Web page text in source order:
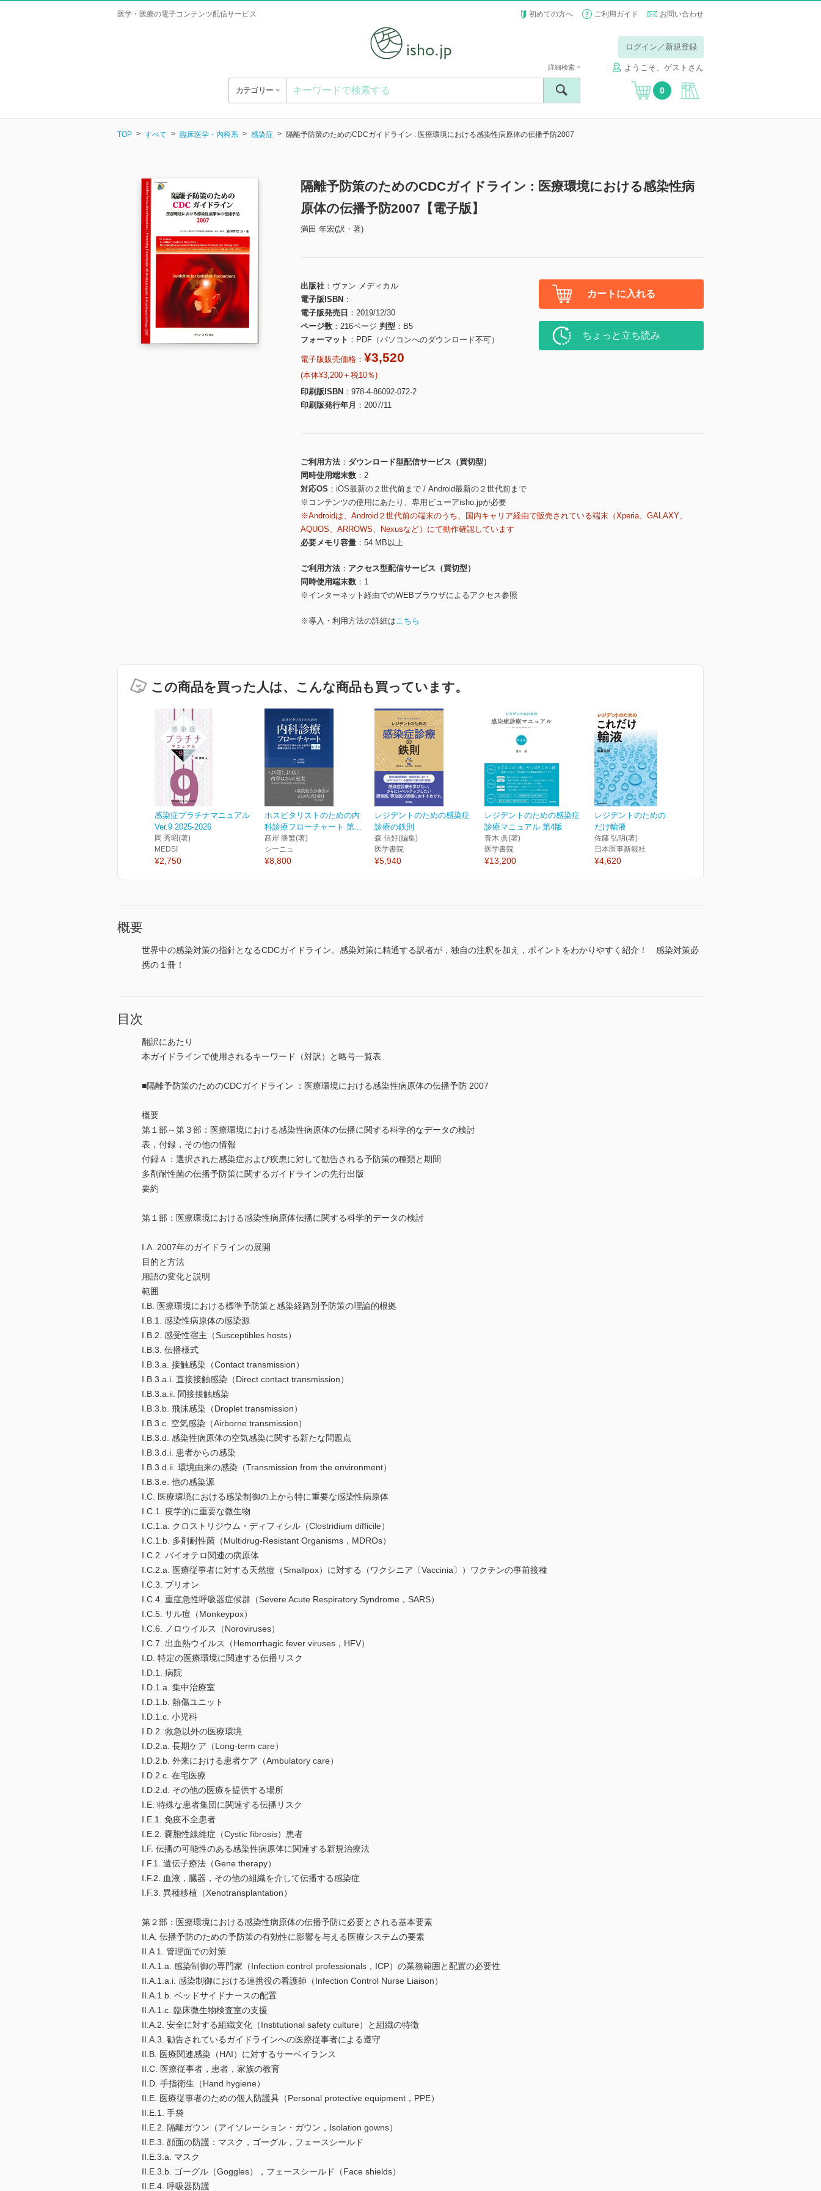
医学・医療の電子コンテンツ配信サービス 初めての方へ ご利用ガイド お問い合わせ
ログイン／新規登録
ようこそ、ゲストさん
カテゴリー
詳細検索
0
TOP すべて 臨床医学・内科系 感染症 隔離予防策のためのCDCガイドライン : 医療環境における感染性病原体の伝播予防2007
隔離予防策のためのCDCガイドライン : 医療環境における感染性病
原体の伝播予防2007【電子版】
満田 年宏(訳・著)
出版社
ヴァン メディカル
電子版ISBN
電子版発売日
2019/12/30
ページ数
216ページ 判型
B5
フォーマット
PDF（パソコンへのダウンロード不可）
電子版販売価格： ¥3,520
(本体¥3,200＋税10％)
印刷版ISBN
978-4-86092-072-2
印刷版発行年月
2007/11
カートに入れる
ちょっと立ち読み
ご利用方法
ダウンロード型配信サービス（買切型）
同時使用端末数
2
対応OS
iOS最新の２世代前まで / Android最新の２世代前まで
※コンテンツの使用にあたり、専用ビューアisho.jpが必要
※Androidは、Android２世代前の端末のうち、国内キャリア経由で販売されている端末（Xperia、GALAXY、
AQUOS、ARROWS、Nexusなど）にて動作確認しています
必要メモリ容量
54 MB以上
ご利用方法
アクセス型配信サービス（買切型）
同時使用端末数
1
※インターネット経由でのWEBブラウザによるアクセス参照
※導入・利用方法の詳細はこちら
この商品を買った人は、こんな商品も買っています。
感染症プラチナマニュアル
Ver.9 2025-2026
岡 秀昭(著)
MEDSI
¥2,750
ホスピタリストのための内
科診療フローチャート 第...
髙岸 勝繁(著)
シーニュ
¥8,800
レジデントのための感染症
診療の鉄則
森 信好(編集)
医学書院
¥5,940
レジデントのための感染症
診療マニュアル 第4版
青木 眞(著)
医学書院
¥13,200
レジデントのための これ
だけ輸液
佐藤 弘明(著)
日本医事新報社
¥4,620
概要
世界中の感染対策の指針となるCDCガイドライン。感染対策に精通する訳者が，独自の注釈を加え，ポイントをわかりやすく紹介！ 感染対策必
携の１冊！
目次
翻訳にあたり
本ガイドラインで使用されるキーワード（対訳）と略号一覧表
■隔離予防策のためのCDCガイドライン ：医療環境における感染性病原体の伝播予防 2007
概要
第１部～第３部：医療環境における感染性病原体の伝播に関する科学的なデータの検討
表，付録，その他の情報
付録Ａ：選択された感染症および疾患に対して勧告される予防策の種類と期間
多剤耐性菌の伝播予防策に関するガイドラインの先行出版
要約
第１部：医療環境における感染性病原体伝播に関する科学的データの検討
I.A. 2007年のガイドラインの展開
目的と方法
用語の変化と説明
範囲
I.B. 医療環境における標準予防策と感染経路別予防策の理論的根拠
I.B.1. 感染性病原体の感染源
I.B.2. 感受性宿主（Susceptibles hosts）
I.B.3. 伝播様式
I.B.3.a. 接触感染（Contact transmission）
I.B.3.a.i. 直接接触感染（Direct contact transmission）
I.B.3.a.ii. 間接接触感染
I.B.3.b. 飛沫感染（Droplet transmission）
I.B.3.c. 空気感染（Airborne transmission）
I.B.3.d. 感染性病原体の空気感染に関する新たな問題点
I.B.3.d.i. 患者からの感染
I.B.3.d.ii. 環境由来の感染（Transmission from the environment）
I.B.3.e. 他の感染源
I.C. 医療環境における感染制御の上から特に重要な感染性病原体
I.C.1. 疫学的に重要な微生物
I.C.1.a. クロストリジウム・ディフィシル（Clostridium difficile）
I.C.1.b. 多剤耐性菌（Multidrug-Resistant Organisms，MDROs）
I.C.2. バイオテロ関連の病原体
I.C.2.a. 医療従事者に対する天然痘（Smallpox）に対する（ワクシニア〔Vaccinia〕）ワクチンの事前接種
I.C.3. プリオン
I.C.4. 重症急性呼吸器症候群（Severe Acute Respiratory Syndrome，SARS）
I.C.5. サル痘（Monkeypox）
I.C.6. ノロウイルス（Noroviruses）
I.C.7. 出血熱ウイルス（Hemorrhagic fever viruses，HFV）
I.D. 特定の医療環境に関連する伝播リスク
I.D.1. 病院
I.D.1.a. 集中治療室
I.D.1.b. 熱傷ユニット
I.D.1.c. 小児科
I.D.2. 救急以外の医療環境
I.D.2.a. 長期ケア（Long-term care）
I.D.2.b. 外来における患者ケア（Ambulatory care）
I.D.2.c. 在宅医療
I.D.2.d. その他の医療を提供する場所
I.E. 特殊な患者集団に関連する伝播リスク
I.E.1. 免疫不全患者
I.E.2. 嚢胞性線維症（Cystic fibrosis）患者
I.F. 伝播の可能性のある感染性病原体に関連する新規治療法
I.F.1. 遺伝子療法（Gene therapy）
I.F.2. 血液，臓器，その他の組織を介して伝播する感染症
I.F.3. 異種移植（Xenotransplantation）
第２部：医療環境における感染性病原体の伝播予防に必要とされる基本要素
II.A. 伝播予防のための予防策の有効性に影響を与える医療システムの要素
II.A 1. 管理面での対策
II.A.1.a. 感染制御の専門家（Infection control professionals，ICP）の業務範囲と配置の必要性
II.A.1.a.i. 感染制御における連携役の看護師（Infection Control Nurse Liaison）
II.A.1.b. ベッドサイドナースの配置
II.A.1.c. 臨床微生物検査室の支援
II.A.2. 安全に対する組織文化（Institutional safety culture）と組織の特徴
II.A.3. 勧告されているガイドラインへの医療従事者による遵守
II.B. 医療関連感染（HAI）に対するサーベイランス
II.C. 医療従事者，患者，家族の教育
II.D. 手指衛生（Hand hygiene）
II.E. 医療従事者のための個人防護具（Personal protective equipment，PPE）
II.E.1. 手袋
II.E.2. 隔離ガウン（アイソレーション・ガウン，Isolation gowns）
II.E.3. 顔面の防護：マスク，ゴーグル，フェースシールド
II.E.3.a. マスク
II.E.3.b. ゴーグル（Goggles），フェースシールド（Face shields）
II.E.4. 呼吸器防護